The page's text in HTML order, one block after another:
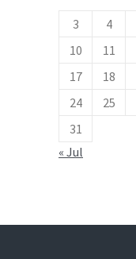
3
4
10
11
17
18
24
25
31
« Jul